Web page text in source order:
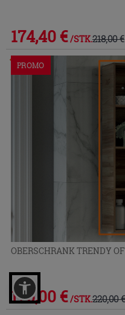
174,40 € /STK.218,00 €
Im Geschäft oder über den
PROMO
OBERSCHRANK TRENDY
176,00 € /STK.220,00 €